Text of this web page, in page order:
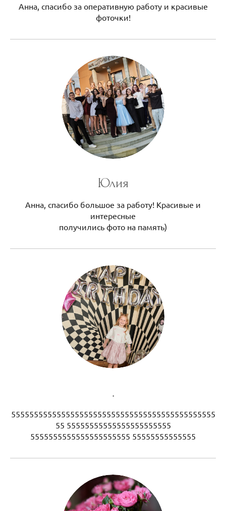
Анна, спасибо за оперативную работу и красивые
фоточки!
Юлия
Анна, спасибо большое за работу! Красивые и
интересные
получились фото на память)
.
555555555555555555555555555555555555555555555
55 55555555555555555555555
5555555555555555555555 55555555555555